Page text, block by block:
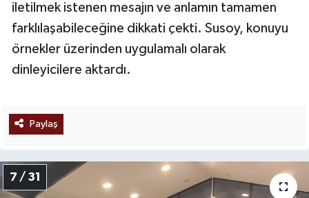
iletilmek istenen mesajın ve anlamın tamamen
farklılaşabileceğine dikkati çekti. Susoy, konuyu
örnekler üzerinden uygulamalı olarak
dinleyicilere aktardı.
Paylaş
7 / 31